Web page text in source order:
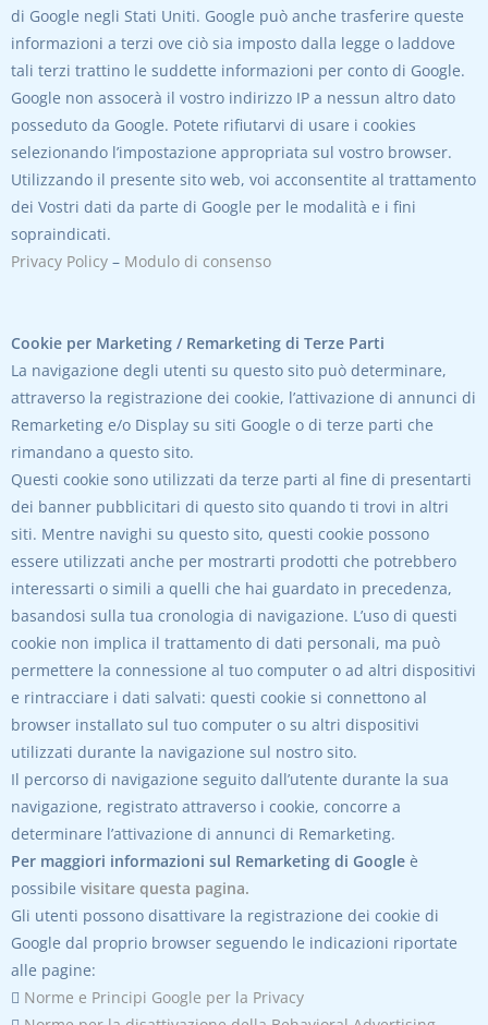
di Google negli Stati Uniti. Google può anche trasferire queste
informazioni a terzi ove ciò sia imposto dalla legge o laddove
tali terzi trattino le suddette informazioni per conto di Google.
Google non assocerà il vostro indirizzo IP a nessun altro dato
posseduto da Google. Potete rifiutarvi di usare i cookies
selezionando l’impostazione appropriata sul vostro browser.
Utilizzando il presente sito web, voi acconsentite al trattamento
dei Vostri dati da parte di Google per le modalità e i fini
sopraindicati.
Privacy Policy – Modulo di consenso
Cookie per Marketing / Remarketing di Terze Parti
La navigazione degli utenti su questo sito può determinare,
attraverso la registrazione dei cookie, l’attivazione di annunci di
Remarketing e/o Display su siti Google o di terze parti che
rimandano a questo sito.
Questi cookie sono utilizzati da terze parti al fine di presentarti
dei banner pubblicitari di questo sito quando ti trovi in altri
siti. Mentre navighi su questo sito, questi cookie possono
essere utilizzati anche per mostrarti prodotti che potrebbero
interessarti o simili a quelli che hai guardato in precedenza,
basandosi sulla tua cronologia di navigazione. L’uso di questi
cookie non implica il trattamento di dati personali, ma può
permettere la connessione al tuo computer o ad altri dispositivi
e rintracciare i dati salvati: questi cookie si connettono al
browser installato sul tuo computer o su altri dispositivi
utilizzati durante la navigazione sul nostro sito.
Il percorso di navigazione seguito dall’utente durante la sua
navigazione, registrato attraverso i cookie, concorre a
determinare l’attivazione di annunci di Remarketing.
Per maggiori informazioni sul Remarketing di Google è
possibile visitare questa pagina.
Gli utenti possono disattivare la registrazione dei cookie di
Google dal proprio browser seguendo le indicazioni riportate
alle pagine:
 Norme e Principi Google per la Privacy